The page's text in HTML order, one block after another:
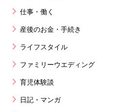
仕事・働く
産後のお金・手続き
ライフスタイル
ファミリーウエディング
育児体験談
日記・マンガ